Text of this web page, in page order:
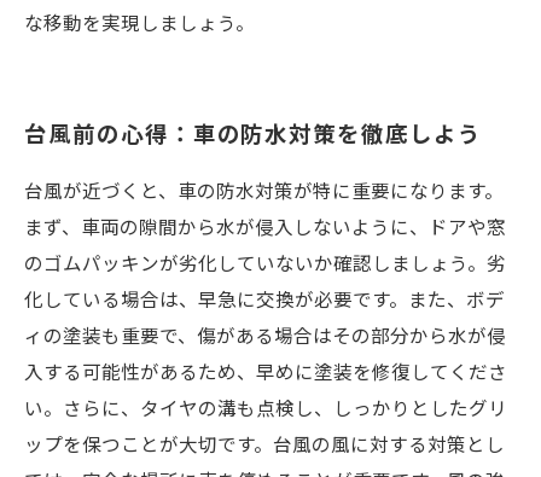
な移動を実現しましょう。
台風前の心得：車の防水対策を徹底しよう
台風が近づくと、車の防水対策が特に重要になります。
まず、車両の隙間から水が侵入しないように、ドアや窓
のゴムパッキンが劣化していないか確認しましょう。劣
化している場合は、早急に交換が必要です。また、ボデ
ィの塗装も重要で、傷がある場合はその部分から水が侵
入する可能性があるため、早めに塗装を修復してくださ
い。さらに、タイヤの溝も点検し、しっかりとしたグリ
ップを保つことが大切です。台風の風に対する対策とし